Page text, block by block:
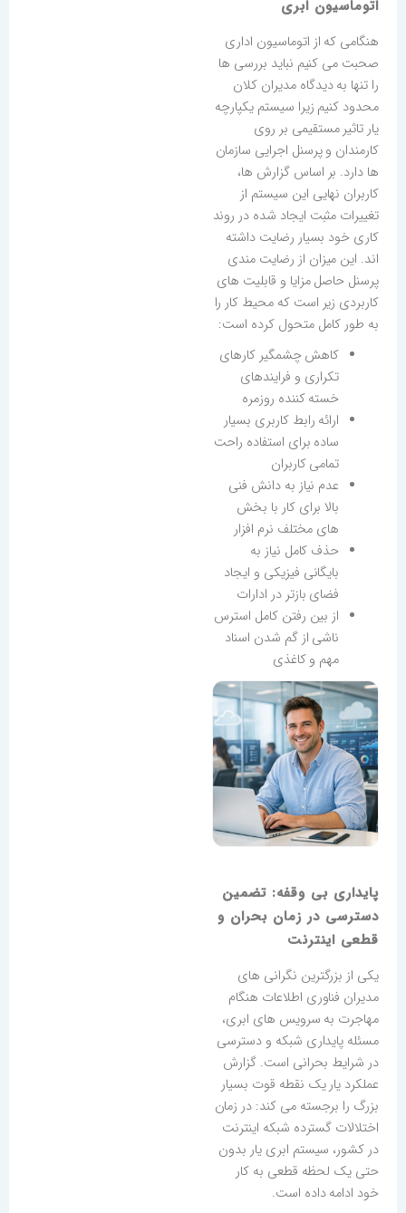
اتوماسیون ابری
هنگامی که از اتوماسیون اداری
صحبت می کنیم نباید بررسی ها
را تنها به دیدگاه مدیران کلان
محدود کنیم زیرا سیستم یکپارچه
یار تاثیر مستقیمی بر روی
کارمندان و پرسنل اجرایی سازمان
ها دارد. بر اساس گزارش ها،
کاربران نهایی این سیستم از
تغییرات مثبت ایجاد شده در روند
کاری خود بسیار رضایت داشته
اند. این میزان از رضایت مندی
پرسنل حاصل مزایا و قابلیت های
کاربردی زیر است که محیط کار را
به طور کامل متحول کرده است:
کاهش چشمگیر کارهای
تکراری و فرایندهای
خسته کننده روزمره
ارائه رابط کاربری بسیار
ساده برای استفاده راحت
تمامی کاربران
عدم نیاز به دانش فنی
بالا برای کار با بخش
های مختلف نرم افزار
حذف کامل نیاز به
بایگانی فیزیکی و ایجاد
فضای بازتر در ادارات
از بین رفتن کامل استرس
ناشی از گم شدن اسناد
مهم و کاغذی
پایداری بی وقفه: تضمین
دسترسی در زمان بحران و
قطعی اینترنت
یکی از بزرگترین نگرانی های
مدیران فناوری اطلاعات هنگام
مهاجرت به سرویس های ابری،
مسئله پایداری شبکه و دسترسی
در شرایط بحرانی است. گزارش
عملکرد یار یک نقطه قوت بسیار
بزرگ را برجسته می کند: در زمان
اختلالات گسترده شبکه اینترنت
در کشور، سیستم ابری یار بدون
حتی یک لحظه قطعی به کار
خود ادامه داده است.